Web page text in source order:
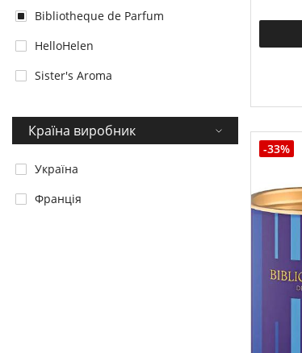
Bibliotheque de Parfum
HelloHelen
Sister's Aroma
Країна виробник
Україна
Франція
-33%